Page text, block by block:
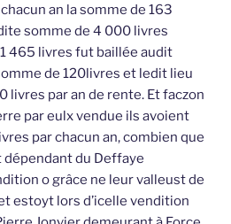
an la somme de 163
somme de 4 000 livres
465 livres fut baillée audit
de 120livres et ledit lieu
livres par an de rente. Et faczon
par eulx vendue ils avoient
par chacun an, combien que
dépendant du Deffaye
o grâce ne leur valleust de
estoyt lors d’icelle vendition